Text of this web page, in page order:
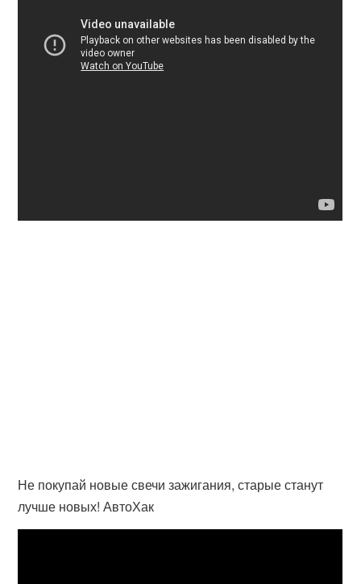
Не покупай новые свечи зажигания, старые станут
лучше новых! АвтоХак